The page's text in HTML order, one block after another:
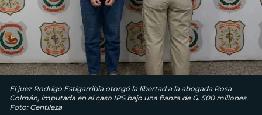
El juez Rodrigo Estigarribia otorgó la libertad a la abogada Rosa
Colmán, imputada en el caso IPS bajo una fianza de G. 500 millones.
Foto: Gentileza